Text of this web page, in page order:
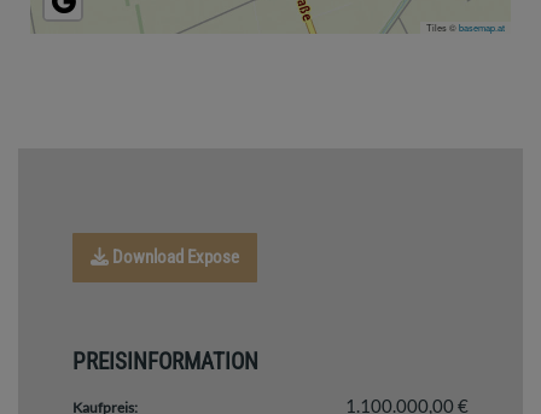
Tiles ©basemap.at
Download Expose
PREISINFORMATION
Kaufpreis: 1.100.000,00 €